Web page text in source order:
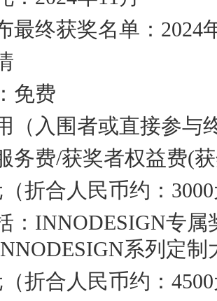
最终获奖名单：2024
免费
（入围者或直接参与
务费/获奖者权益费(
折合人民币约：
：INNODESIGN专
系列定制
折合人民币约：